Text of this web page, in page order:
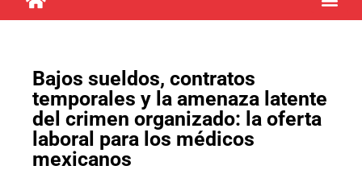
Bajos sueldos, contratos
temporales y la amenaza latente
del crimen organizado: la oferta
laboral para los médicos
mexicanos